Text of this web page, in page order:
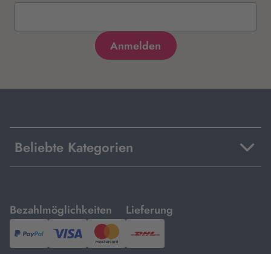
Beliebte Kategorien
Bezahlmöglichkeiten
mit
PayPal,Visa
und
Lieferung
mit
DHL.